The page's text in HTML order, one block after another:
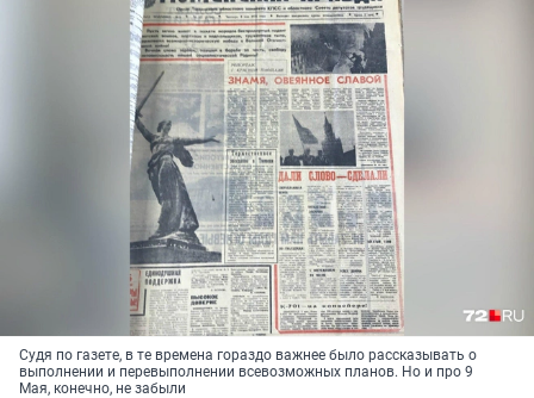
Судя по газете, в те времена гораздо важнее было рассказывать о
выполнении и перевыполнении всевозможных планов. Но и про 9
Мая, конечно, не забыли